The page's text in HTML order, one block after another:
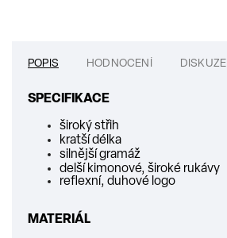
POPIS HODNOCENÍ DISKUZE
SPECIFIKACE
široký střih
kratší délka
silnější gramáž
delší kimonové, široké rukávy
reflexní, duhové logo
MATERIÁL